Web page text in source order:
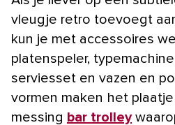
vleugje retro toevoegt
kun je met accessoires
platenspeler,
serviesset en vazen en
vormen maken het
messing bar trolley